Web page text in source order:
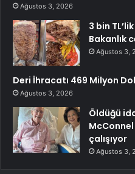
Ağustos 3, 2026
3 bin
Bakanlık
Ağustos 3,
Deri İhracatı 469 Milyon
Ağustos 3, 2026
Öldüğü
çalışıyor
Ağustos 3,